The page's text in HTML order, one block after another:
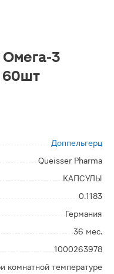
Омега-3
60шт
Доппельгерц
Queisser Pharma
КАПСУЛЫ
0.1183
Германия
36 мес.
1000263978
комнатной температуре